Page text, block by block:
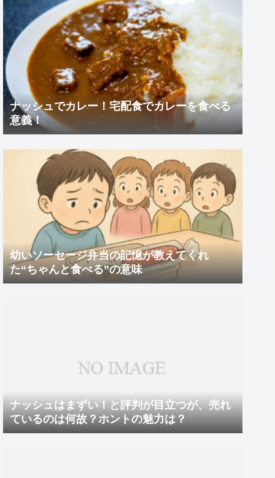
ナッシュでカレー！宅配食でカレーを食べる
意義！
幼いソーセージ弁当の記憶が教えてくれ
た“ちゃんと食べる”の意味
ナッシュはまずい！と評判が目立つが、売れ
ているのは何故？ホントの魅力は？